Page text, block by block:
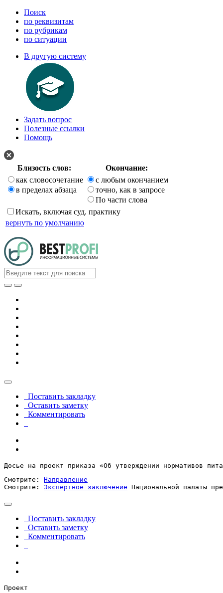
Поиск
по реквизитам
по рубрикам
по ситуации
В другую систему
Задать вопрос
Полезные ссылки
Помощь
Близость слов:
Окончание:
как словосочетание
в пределах абзаца
с любым окончанием
точно, как в запросе
По части слова
Искать, включая суд. практику
вернуть по умолчанию
Поставить закладку
Оставить заметку
Комментировать
Досье на проект приказа «Об утверждении нормативов
Смотрите: Направление
Смотрите: Экспертное заключение Национальной палаты
Поставить закладку
Оставить заметку
Комментировать
Проект